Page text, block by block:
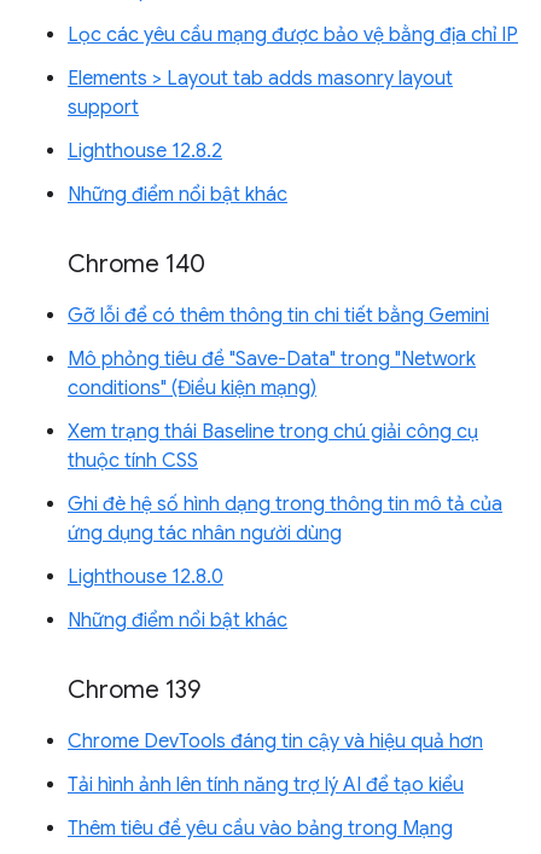
Lọc các yêu cầu mạng được bảo vệ bằng địa chỉ IP
Elements > Layout tab adds masonry layout
support
Lighthouse 12.8.2
Những điểm nổi bật khác
Chrome 140
Gỡ lỗi để có thêm thông tin chi tiết bằng Gemini
Mô phỏng tiêu đề "Save-Data" trong "Network
conditions" (Điều kiện mạng)
Xem trạng thái Baseline trong chú giải công cụ
thuộc tính CSS
Ghi đè hệ số hình dạng trong thông tin mô tả của
ứng dụng tác nhân người dùng
Lighthouse 12.8.0
Những điểm nổi bật khác
Chrome 139
Chrome DevTools đáng tin cậy và hiệu quả hơn
Tải hình ảnh lên tính năng trợ lý AI để tạo kiểu
Thêm tiêu đề yêu cầu vào bảng trong Mạng